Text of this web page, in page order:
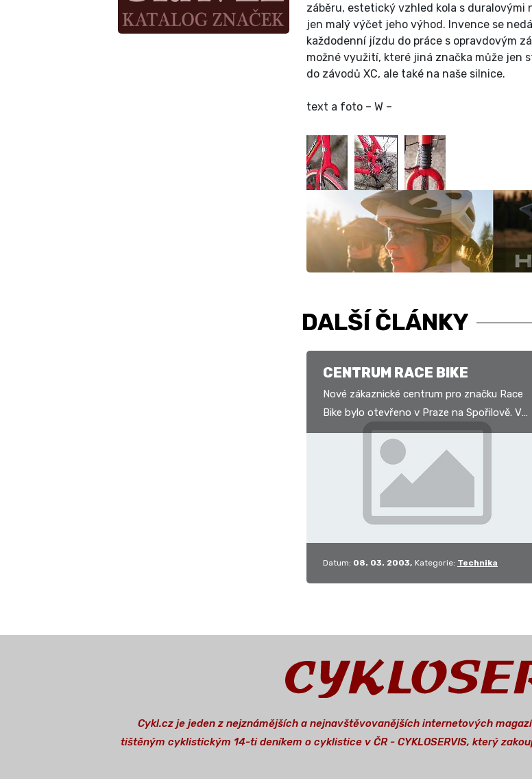
záběru, estetický vzhled kola s
jen malý výčet jeho výhod. Invence se
každodenní jízdu do práce s opravdovým
možné využití, které jiná značka může jen
do závodů XC, ale také na naše silnice.
text a foto – W –
DALŠÍ ČLÁNKY
CENTRUM RACE BIKE
Nové zákaznické centrum pro značku Race
Bike bylo otevřeno v Praze na Spořilově. V
prodejně nabízí rámy RB, setové sady RB
vybavené tlumiči…
Datum: 08. 03. 2003 Kategorie: Technika
Cykl.cz je jeden z nejznámějších a nejnavštěvovanějších internetových
tištěným cyklistickým 14-ti deníkem o cyklistice v ČR - CYKLOSERVIS, který